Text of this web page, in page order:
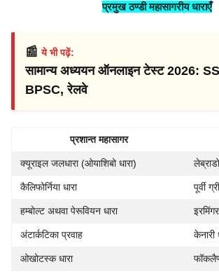
प्रमुख ठण्डी महासागरीय धाराएँ
📰ये भी पढ़ें:
सामान्य अध्ययन ऑनलाइन टेस्ट 2026:
BPSC, रेलवे
प्रशान्त महासागर
क्यूराइल जलधारा (ओयाशिबो धारा)
कैलिफोर्निया धारा पूर्वी
हम्बोल्ट अथवा पेरूवियन धारा
अंटार्कटिका प्रवाह केनारी
ओखोटस्क धारा